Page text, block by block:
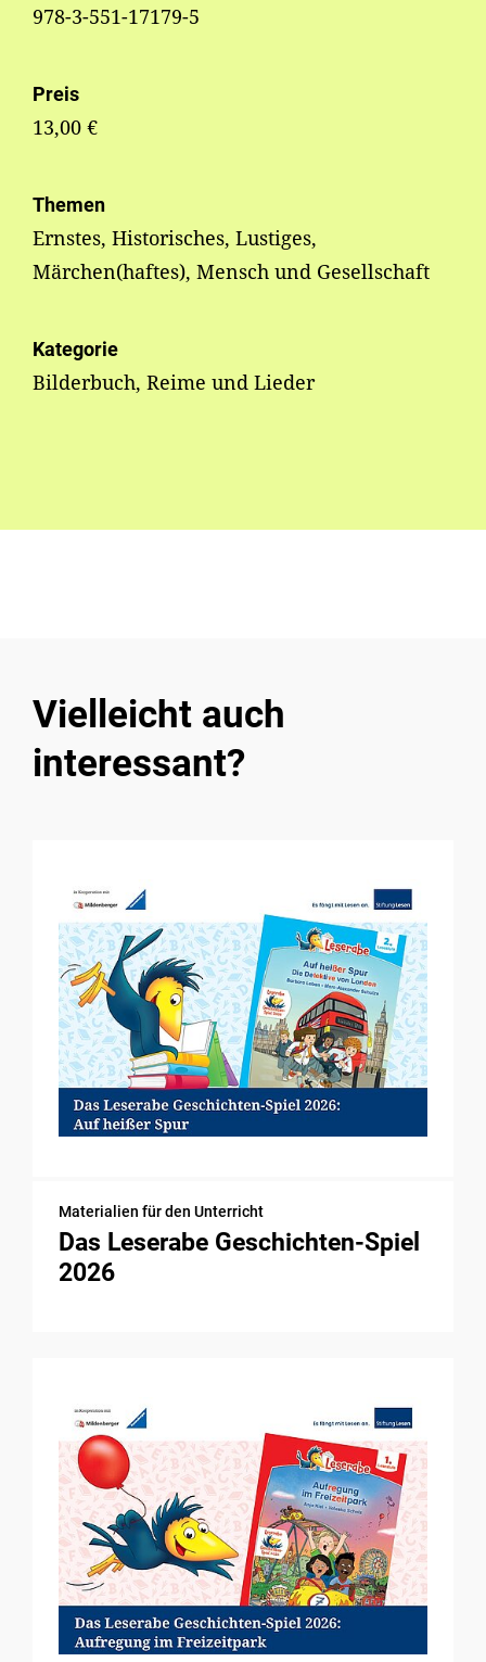
978-3-551-17179-5
Preis
13,00 €
Themen
Ernstes, Historisches, Lustiges,
Märchen(haftes), Mensch und Gesellschaft
Kategorie
Bilderbuch, Reime und Lieder
Vielleicht auch
interessant?
Materialien für den Unterricht
Das Leserabe Geschichten-Spiel
2026